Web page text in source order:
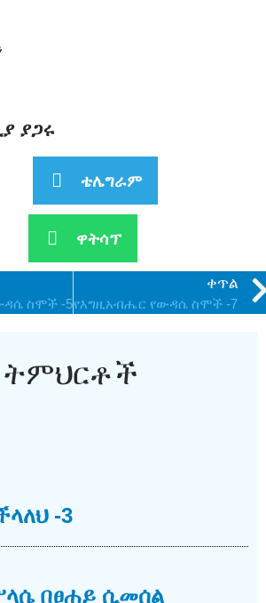
ያጋሩ
ቴሌግራም
ዋትሳፕ
ስሞች -5
ቀጥል
የእግዚአብሔር የውዳሴ ስሞች -7
-3
በፀሐይ ሲመሰል